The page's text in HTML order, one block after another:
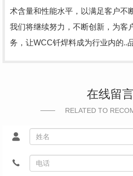
术含量和性能水平，以满足客户不
我们将继续努力，不断创新，为客
务，让WCC钎焊料成为行业内的..
在线留言
RELATED TO